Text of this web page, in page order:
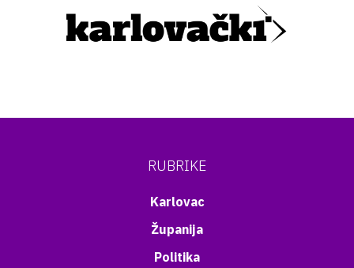
RUBRIKE
Karlovac
Županija
Politika